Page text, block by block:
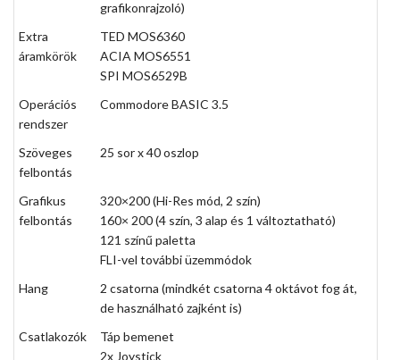
grafikonrajzoló)
Extra
áramkörök
TED MOS6360
ACIA MOS6551
SPI MOS6529B
Operációs
rendszer
Commodore BASIC 3.5
Szöveges
felbontás
25 sor x 40 oszlop
Grafikus
felbontás
320×200 (Hi-Res mód, 2 szín)
160× 200 (4 szín, 3 alap és 1 változtatható)
121 színű paletta
FLI-vel további üzemmódok
Hang
2 csatorna (mindkét csatorna 4 oktávot fog át,
de használható zajként is)
Csatlakozók
Táp bemenet
2x Joystick